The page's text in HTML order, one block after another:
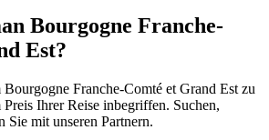
Bourgogne Franche-
Est?
Franche-Comté et Grand Est zu
Ihrer Reise inbegriffen. Suchen,
Sie mit unseren Partnern.